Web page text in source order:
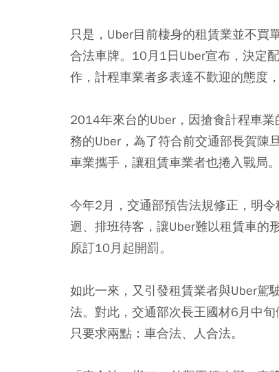
只是，Uber目前棲身的租賃業並不買
合法車牌。10月1日Uber宣布，決定
作，計程車業者多表達不歡迎的態度
2014年來台的Uber，因搶食計程車
務的Uber，為了符合前交通部長賀陳
車業攜手，讓租賃車業者也捲入戰局。
今年2月，交通部預告法規修正，明
迴、排班待客，讓Uber難以租賃車的
原訂10月起開罰。
如此一來，又引發租賃業者與Uber駕
法。對此，交通部次長王國材6月中
只要求兩點：車合法、人合法。